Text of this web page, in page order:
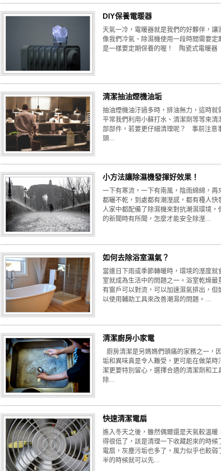
DIY保養電暖器
天氣一冷，電暖器就是我們的好夥伴，讓
像我們冷氣、除濕機使用一段時間需要定
是一樣要定期保養的喔！ 陶瓷式電暖
清潔抽油煙機油垢
抽油煙機油汙過多時，排油無力，這時就
平常我們利用小蘇打水、清潔劑等等來清
部部件，若要更仔細清理呢？ 事前注
頭...
小方法讓除濕機發揮好效果！
一下有寒流，一下有南風，陰雨綿綿，再
都曬不乾，到處都有潮溼感，都有種人快
人家中都配備了除濕機來對抗潮濕環境，
的新聞時有所聞，怎麼才能安全除溼...
如何去除浴室濕氣？
當連日下雨或季節轉暖時，環境的溼度就
室就成為生活中的問題之一。浴室乾燥最
有窗戶可以對流，可以加速濕氣排出，但
以使用輔助工具來改善潮濕的問題。...
清潔廚房小家電
廚房清潔是另媽媽們頭痛的家務之一，
垢和異味真是令人難受，更可能在做菜時
潔更要特別留心，選擇合適的清潔劑和
除...
快速清潔電扇
進入冬天之後，雖然偶爾還是天氣較溫暖
得很低了，該是清理一下收藏起來的時
電扇，灰塵污垢也多了，風力似乎也較弱
半的時候就可以先...